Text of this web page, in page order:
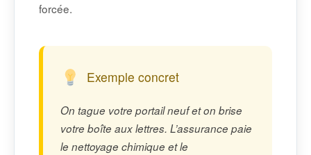
forcée.
Exemple concret
On tague votre portail neuf et on brise
votre boîte aux lettres. L’assurance paie
le nettoyage chimique et le